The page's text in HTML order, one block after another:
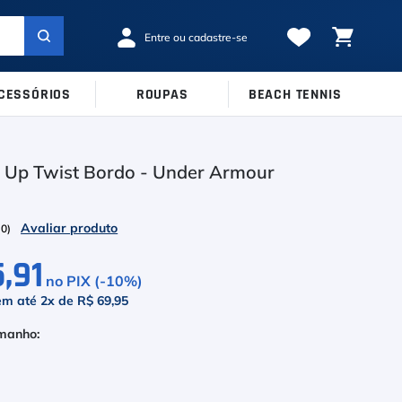
Ver Todos
Inni
Robin Soderling
38 39 40
ROUPAS BEACH TENNIS
Up Twist Bordo - Under Armour
0)
no PIX (-10%)
até2x de R$ 69,95